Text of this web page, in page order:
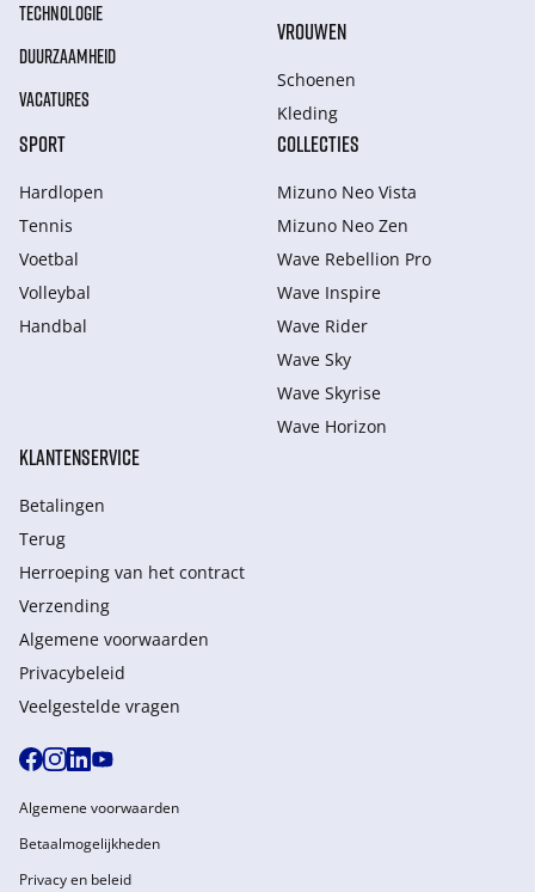
TECHNOLOGIE
DUURZAAMHEID
VACATURES
VROUWEN
Schoenen
Kleding
SPORT
Hardlopen
Tennis
Voetbal
Volleybal
Handbal
COLLECTIES
Mizuno Neo Vista
Mizuno Neo Zen
Wave Rebellion Pro
Wave Inspire
Wave Rider
Wave Sky
Wave Skyrise
Wave Horizon
KLANTENSERVICE
Betalingen
Terug
Herroeping van het contract
Verzending
Algemene voorwaarden
Privacybeleid
Veelgestelde vragen
Algemene voorwaarden
Betaalmogelijkheden
Privacy en beleid